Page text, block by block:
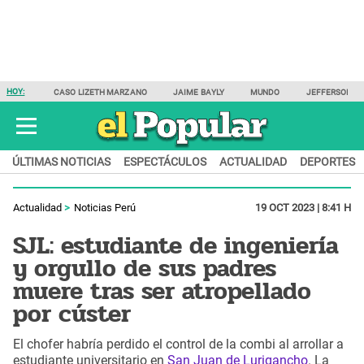
HOY: CASO LIZETH MARZANO JAIME BAYLY MUNDO JEFFERSON
ÚLTIMAS NOTICIAS ESPECTÁCULOS ACTUALIDAD DEPORTES
Actualidad Noticias Perú 19 OCT 2023 | 8:41 H
SJL: estudiante de ingeniería
y orgullo de sus padres
muere tras ser atropellado
por cúster
El chofer habría perdido el control de la combi al arrollar a
estudiante universitario en San Juan de Lurigancho. La